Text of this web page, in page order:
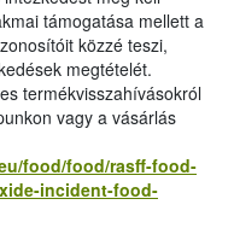
támogatása mellett a
közzé teszi,
megtételét.
termékvisszahívásokról
vagy a vásárlás
food/food/rasff-food-
incident-food-